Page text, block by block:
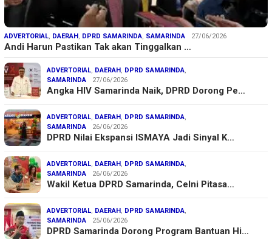
ADVERTORIAL, DAERAH, DPRD SAMARINDA, SAMARINDA 27/06/2026
Andi Harun Pastikan Tak akan Tinggalkan …
ADVERTORIAL, DAERAH, DPRD SAMARINDA,
SAMARINDA
27/06/2026
Angka HIV Samarinda Naik, DPRD Dorong Pe…
ADVERTORIAL, DAERAH, DPRD SAMARINDA,
SAMARINDA
26/06/2026
DPRD Nilai Ekspansi ISMAYA Jadi Sinyal K…
ADVERTORIAL, DAERAH, DPRD SAMARINDA,
SAMARINDA
26/06/2026
Wakil Ketua DPRD Samarinda, Celni Pitasa…
ADVERTORIAL, DAERAH, DPRD SAMARINDA,
SAMARINDA
25/06/2026
DPRD Samarinda Dorong Program Bantuan Hi…